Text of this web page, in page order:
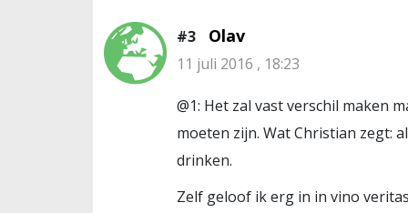
#3 Olav
11 juli 2016 , 18:23
@1: Het zal vast verschil maken
moeten zijn. Wat Christian zegt:
drinken.
Zelf geloof ik erg in in vino